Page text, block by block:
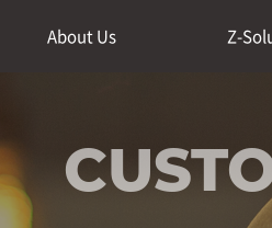
About Us Z-